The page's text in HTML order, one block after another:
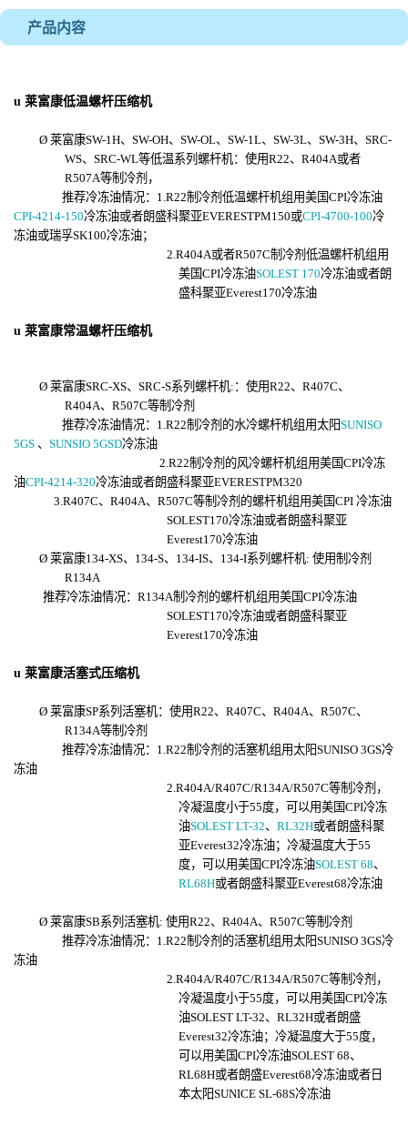
产品内容
u 莱富康低温螺杆压缩机
Ø 莱富康SW-1H、SW-OH、SW-OL、SW-1L、SW-3L、SW-3H、 SRC-
WS、SRC-WL等低温系列螺杆机：使用R22、R404A或者
R507A等制冷剂 ，
推荐冷冻油情况： 1.R22制冷剂低温螺杆机组用美国CPI冷冻油
CPI-4214-150冷冻油或者朗盛科聚亚EVERESTPM150或CPI-4700-100冷
冻油或瑞孚SK100冷冻油；
2. R404A或者R507C制冷剂低温螺杆机组用
美国CPI冷冻油SOLEST 170冷冻油或者朗
盛科聚亚Everest170冷冻油
u 莱富康常温螺杆压缩机
Ø 莱富康SRC-XS、SRC-S系列螺杆机:： 使用R22、R407C、
R404A、R507C等制冷剂
推荐冷冻油情况： 1.R22制冷剂的水冷螺杆机组用太阳SUNISO
5GS 、 SUNSIO 5GSD冷冻油
2.R22制冷剂的风冷螺杆机组用美国CPI冷冻
油CPI-4214-320冷冻油或者朗盛科聚亚EVERESTPM320
3.R407C、R404A、R507C等制冷剂的螺杆机组用美国CPI 冷冻油
SOLEST170冷冻油或者朗盛科聚亚
Everest170冷冻油
Ø 莱富康134-XS、134-S、134-IS、134-I系列螺杆机: 使用制冷剂
R134A
推荐冷冻油情况： R134A制冷剂的螺杆机组用美国CPI冷冻油
SOLEST170冷冻油或者朗盛科聚亚
Everest170冷冻油
u 莱富康活塞式压缩机
Ø 莱富康SP系列活塞机： 使用R22、R407C、R404A、R507C、
R134A等制冷剂
推荐冷冻油情况： 1 .R22制冷剂的活塞机组用太阳SUNISO 3GS冷
冻油
2. R404A/R407C/R134A/R507C等制冷剂，
冷凝温度小于55度，可以用美国CPI冷冻
油SOLEST LT-32、RL32H或者朗盛科聚
亚Everest32冷冻油；冷凝温度大于55
度，可以用美国CPI冷冻油SOLEST 68、
RL68H或者朗盛科聚亚Everest68冷冻油
Ø 莱富康SB系列活塞机: 使用R22、R404A、R507C等制冷剂
推荐冷冻油情况： 1.R22制冷剂的活塞机组用太阳SUNISO 3GS冷
冻油
2.R404A/R407C/R134A/R507C等制冷剂，
冷凝温度小于55度，可以用美国CPI冷冻
油SOLEST LT-32、RL32H或者朗盛
Everest32冷冻油；冷凝温度大于55度，
可以用美国CPI冷冻油SOLEST 68、
RL68H或者朗盛Everest68冷冻油或者日
本太阳SUNICE SL-68S冷冻油